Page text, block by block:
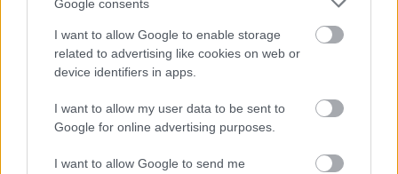
Google consents
I want to allow Google to enable storage
related to advertising like cookies on web or
device identifiers in apps.
I want to allow my user data to be sent to
Google for online advertising purposes.
I want to allow Google to send me
⚠
Teraz komentarze są domyślnie ukryte, aby
poprawić komfort korzystania z serwisu. Kliknij
przycisk „Zobacz komentarze”, aby je wyświetlić i